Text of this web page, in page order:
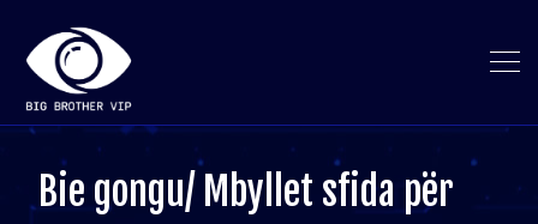
Bie gongu/ Mbyllet sfida për